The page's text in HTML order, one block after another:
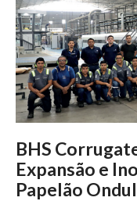
BHS
Expansão e
Papelão